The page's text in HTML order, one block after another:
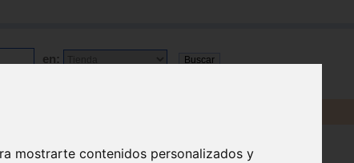
mostrarte contenidos personalizados y
en: